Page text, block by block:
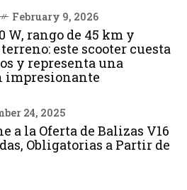
February 9, 2026
W, rango de 45 km y
este scooter cuesta
y representa una
impresionante
24, 2025
a la Oferta de Balizas V16
Obligatorias a Partir de